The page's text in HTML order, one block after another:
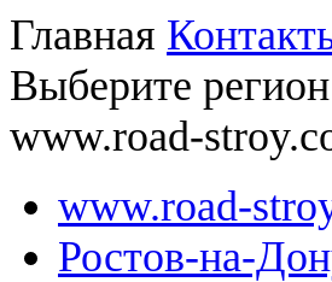
Главная
Выберите
www.road-
www.road-
Ростов-на-